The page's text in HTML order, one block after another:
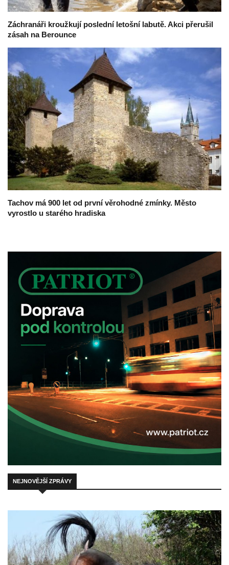
Záchranáři kroužkují poslední letošní labutě. Akci přerušil
zásah na Berounce
Tachov má 900 let od první věrohodné zmínky. Město
vyrostlo u starého hradiska
NEJNOVĚJŠÍ ZPRÁVY